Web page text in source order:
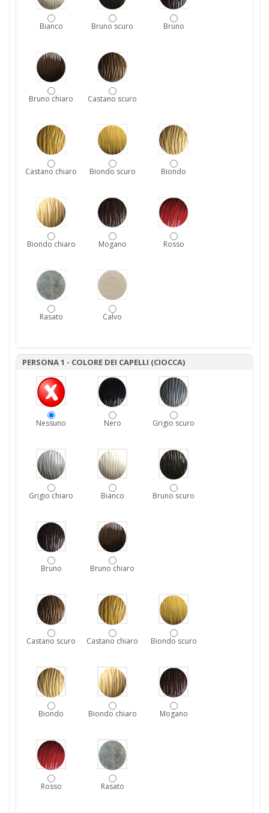
Bianco Bruno scuro Bruno
Bruno chiaro Castano scuro
Castano chiaro Biondo scuro Biondo
Biondo chiaro Mogano Rosso
Rasato Calvo
PERSONA 1 - COLORE DEI CAPELLI (CIOCCA)
Nessuno Nero Grigio scuro
Grigio chiaro Bianco Bruno scuro
Bruno Bruno chiaro
Castano scuro Castano chiaro Biondo scuro
Biondo Biondo chiaro Mogano
Rosso Rasato